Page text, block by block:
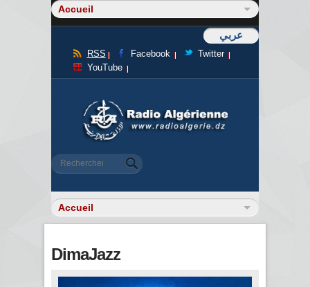
عربي
RSS Facebook
Twitter
YouTube
Formulaire de recherche
Rechercher
DimaJazz